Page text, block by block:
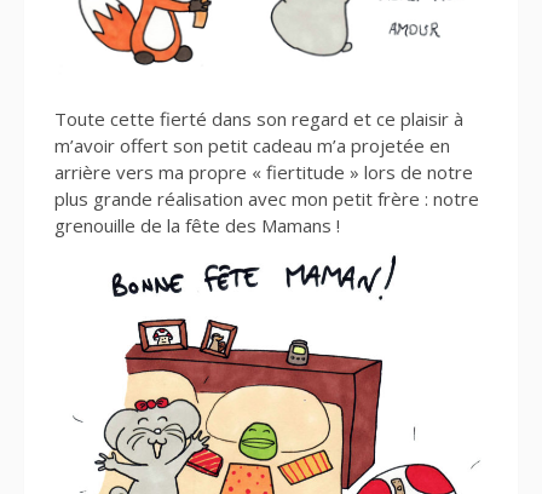
Toute cette fierté dans son regard et ce plaisir à
m’avoir offert son petit cadeau m’a projetée en
arrière vers ma propre « fiertitude » lors de notre
plus grande réalisation avec mon petit frère : notre
grenouille de la fête des Mamans !